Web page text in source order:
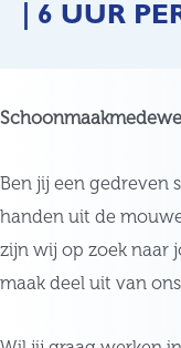
| 6 UUR
Ben jij een gedreven
handen uit de
zijn wij op zoek naar
maak deel uit van